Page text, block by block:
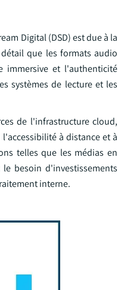
Digital (DSD) est due à la
que les formats audio
immersive et l'authenticité
systèmes de lecture et les
de l'infrastructure cloud,
à distance et à
telles que les médias en
besoin d'investissements
interne.